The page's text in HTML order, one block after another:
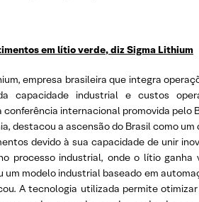
em lítio verde, diz Sigma Lithium
empresa brasileira que integra
capacidade industrial e custos
conferência internacional promovida
destacou a ascensão do Brasil como
devido à sua capacidade de unir
processo industrial, onde o lítio
um modelo industrial baseado em
A tecnologia utilizada permite